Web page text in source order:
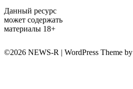
Данный ресурс
может содержать
материалы 18+
©2026 NEWS-R | WordPress Theme by